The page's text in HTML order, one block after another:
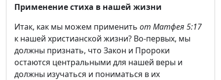
Применение стиха в нашей жизни
Итак, как мы можем применить от Матфея 5:17
к нашей христианской жизни? Во-первых, мы
должны признать, что Закон и Пророки
остаются центральными для нашей веры и
должны изучаться и пониматься в их